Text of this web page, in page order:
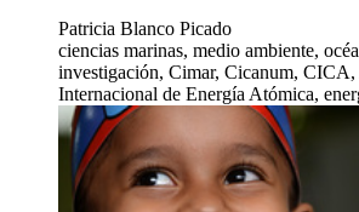
Patricia Blanco Picado
ciencias marinas, medio ambiente,
investigación, Cimar, Cicanum,
Internacional de Energía Atómica,